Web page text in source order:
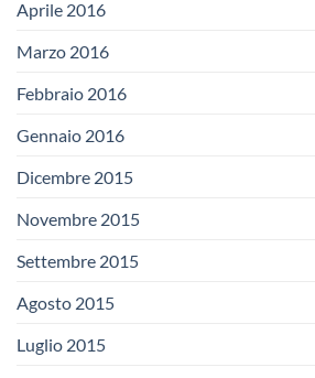
Aprile 2016
Marzo 2016
Febbraio 2016
Gennaio 2016
Dicembre 2015
Novembre 2015
Settembre 2015
Agosto 2015
Luglio 2015